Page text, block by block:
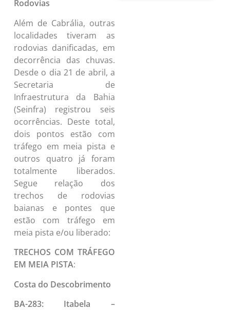
Rodovias
Além de Cabrália, outras
localidades tiveram as
rodovias danificadas, em
decorrência das chuvas.
Desde o dia 21 de abril, a
Secretaria de
Infraestrutura da Bahia
(Seinfra) registrou seis
ocorrências. Deste total,
dois pontos estão com
tráfego em meia pista e
outros quatro já foram
totalmente liberados.
Segue relação dos
trechos de rodovias
baianas e pontes que
estão com tráfego em
meia pista e/ou liberado:
TRECHOS COM TRÁFEGO
EM MEIA PISTA:
Costa do Descobrimento
BA-283: Itabela –